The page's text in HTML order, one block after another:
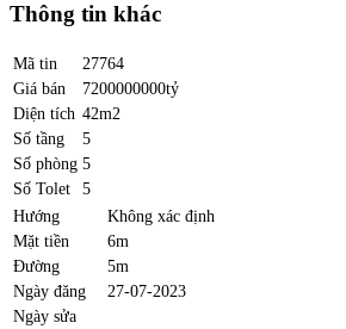
Thông tin khác
Mã tin
27764
Giá bán
7200000000tỷ
Diện tích 42m2
Số tầng
5
Số phòng 5
Số Tolet
5
Hướng
Không xác định
Mặt tiền
6m
Đường
5m
Ngày đăng
27-07-2023
Ngày sửa